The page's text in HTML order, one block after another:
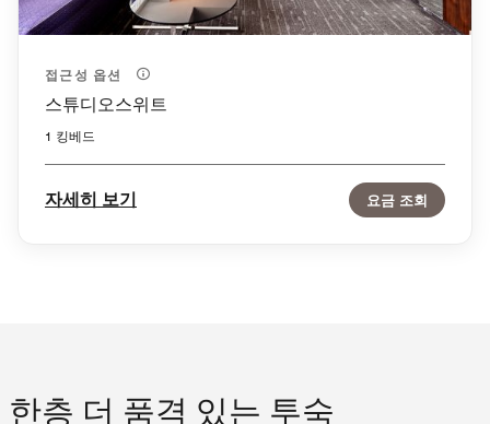
접근성 옵션
스튜디오스위트
1 킹베드
자세히 보기 요금 조회
한층 더 품격 있는 투숙